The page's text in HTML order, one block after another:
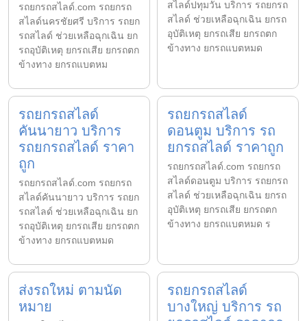
รถยกรถสไลด์.com รถยกรถ
สไลด์นครชัยศรี บริการ รถยก
รถสไลด์ ช่วยเหลือฉุกเฉิน ยก
รถอุบัติเหตุ ยกรถเสีย ยกรถตก
ข้างทาง ยกรถแบตหม
สไลด์ปทุมวัน บริการ รถยกรถ
สไลด์ ช่วยเหลือฉุกเฉิน ยกรถ
อุบัติเหตุ ยกรถเสีย ยกรถตก
ข้างทาง ยกรถแบตหมด
รถยกรถสไลด์
คันนายาว บริการ
รถยกรถสไลด์ ราคา
ถูก
รถยกรถสไลด์.com รถยกรถ
สไลด์คันนายาว บริการ รถยก
รถสไลด์ ช่วยเหลือฉุกเฉิน ยก
รถอุบัติเหตุ ยกรถเสีย ยกรถตก
ข้างทาง ยกรถแบตหมด
รถยกรถสไลด์
ดอนตูม บริการ รถ
ยกรถสไลด์ ราคาถูก
รถยกรถสไลด์.com รถยกรถ
สไลด์ดอนตูม บริการ รถยกรถ
สไลด์ ช่วยเหลือฉุกเฉิน ยกรถ
อุบัติเหตุ ยกรถเสีย ยกรถตก
ข้างทาง ยกรถแบตหมด ร
ส่งรถใหม่ ตามนัด
หมาย
รถยกรถสไลด์
บางใหญ่ บริการ รถ